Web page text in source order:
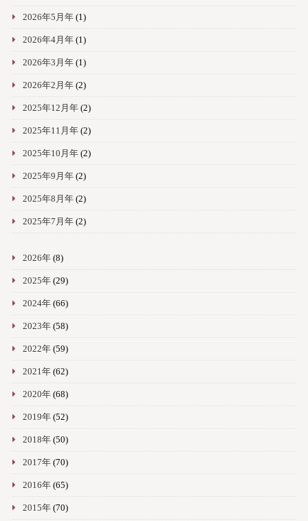
2026年5月年(1)
2026年4月年(1)
2026年3月年(1)
2026年2月年(2)
2025年12月年(2)
2025年11月年(2)
2025年10月年(2)
2025年9月年(2)
2025年8月年(2)
2025年7月年(2)
2026年(8)
2025年(29)
2024年(66)
2023年(58)
2022年(59)
2021年(62)
2020年(68)
2019年(52)
2018年(50)
2017年(70)
2016年(65)
2015年(70)